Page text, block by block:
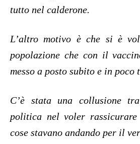
tutto nel calderone.
L’altro motivo è che si è
popolazione che con il
messo a posto subito e in poco
C’è stata una collusione
politica nel voler
cose stavano andando per il